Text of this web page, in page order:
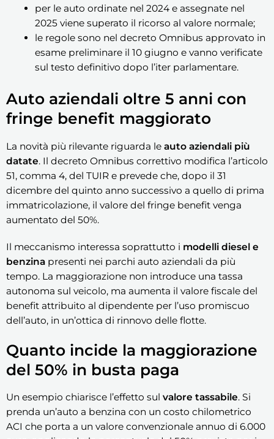
per le auto ordinate nel 2024 e assegnate nel
2025 viene superato il ricorso al valore normale;
le regole sono nel decreto Omnibus approvato in
esame preliminare il 10 giugno e vanno verificate
sul testo definitivo dopo l’iter parlamentare.
Auto aziendali oltre 5 anni con
fringe benefit maggiorato
La novità più rilevante riguarda le auto aziendali più
datate. Il decreto Omnibus correttivo modifica l’articolo
51, comma 4, del TUIR e prevede che, dopo il 31
dicembre del quinto anno successivo a quello di prima
immatricolazione, il valore del fringe benefit venga
aumentato del 50%.
Il meccanismo interessa soprattutto i modelli diesel e
benzina presenti nei parchi auto aziendali da più
tempo. La maggiorazione non introduce una tassa
autonoma sul veicolo, ma aumenta il valore fiscale del
benefit attribuito al dipendente per l’uso promiscuo
dell’auto, in un’ottica di rinnovo delle flotte.
Quanto incide la maggiorazione
del 50% in busta paga
Un esempio chiarisce l’effetto sul valore tassabile. Si
prenda un’auto a benzina con un costo chilometrico
ACI che porta a un valore convenzionale annuo di 6.000